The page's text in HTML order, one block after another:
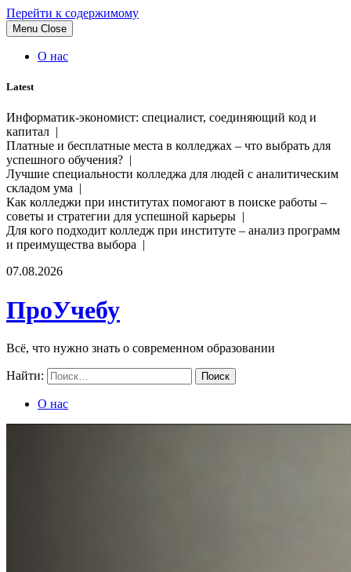
Перейти к содержимому
Menu Close
О нас
Latest
Информатик-экономист: специалист, соединяющий код и
капитал |
Платные и бесплатные места в колледжах – что выбрать для
успешного обучения? |
Лучшие специальности колледжа для людей с аналитическим
складом ума |
Как колледжи при институтах помогают в поиске работы –
советы и стратегии для успешной карьеры |
Для кого подходит колледж при институте – анализ программ
и преимущества выбора |
07.08.2026
ПроУчебу
Всё, что нужно знать о современном образовании
Найти:
О нас